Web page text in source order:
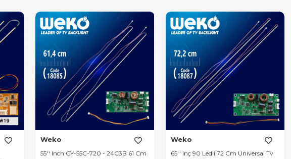
Weko
55'' Inch CY-55C-720 - 24C3B 61 Cm
Weko
65'' inç 90 Ledli 72 Cm Universal Tv